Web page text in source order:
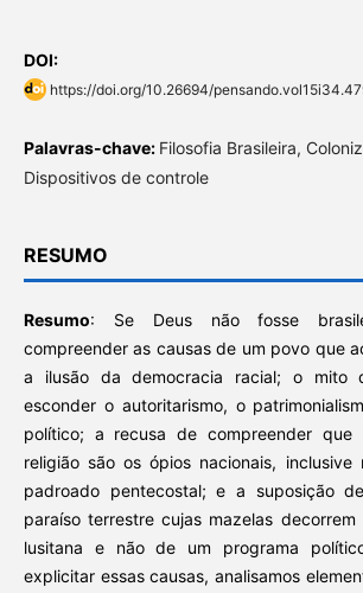
DOI:
https://doi.org/10.26694/
Palavras-chave: Filosofia Brasileira,
Dispositivos de controle
RESUMO
Resumo: Se Deus não fosse
compreender as causas de um povo que
a ilusão da democracia racial; o mito
esconder o autoritarismo, o
político; a recusa de compreender que
religião são os ópios nacionais,
padroado pentecostal; e a suposição
paraíso terrestre cujas mazelas
lusitana e não de um programa
explicitar essas causas, analisamos